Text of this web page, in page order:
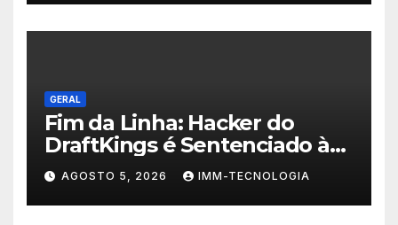
GERAL
Fim da Linha: Hacker do
DraftKings é Sentenciado à
Prisão por Esquema
Milionário de Contas
Roubadas
AGOSTO 5, 2026 IMM-TECNOLOGIA